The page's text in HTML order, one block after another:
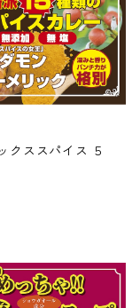
クススパイス ５